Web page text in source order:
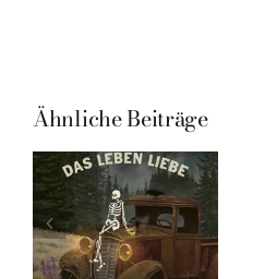
Ähnliche Beiträge